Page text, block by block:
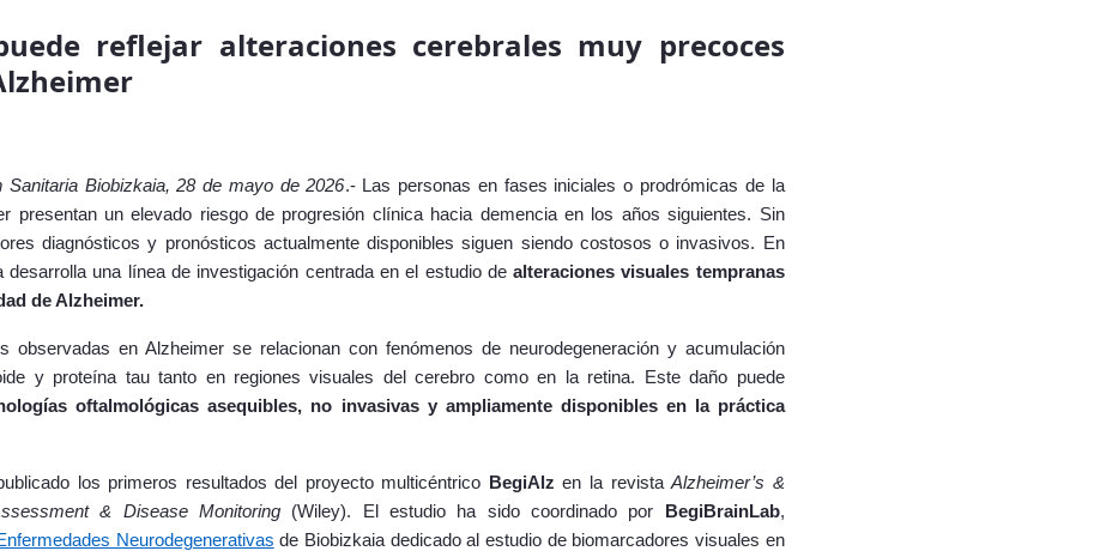
reflejar alteraciones cerebrales muy precoces
Sanitaria Biobizkaia, 28 de mayo de 2026.- Las personas en fases iniciales o prodrómicas de la
presentan un elevado riesgo de progresión clínica hacia demencia en los años siguientes. Sin
diagnósticos y pronósticos actualmente disponibles siguen siendo costosos o invasivos. En
desarrolla una línea de investigación centrada en el estudio dealteraciones visuales tempranas
de Alzheimer.
observadas en Alzheimer se relacionan con fenómenos de neurodegeneración y acumulación
y proteína tau tanto en regiones visuales del cerebro como en la retina. Este daño puede
oftalmológicas asequibles, no invasivas y ampliamente disponibles en la práctica
los primeros resultados del proyecto multicéntrico BegiAlz en la revistaAlzheimer’s &
& Disease Monitoring (Wiley). El estudio ha sido coordinado por BegiBrainLab,
Neurodegenerativas de Biobizkaia dedicado al estudio de biomarcadores visuales en